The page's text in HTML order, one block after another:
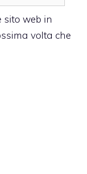
sito web in
volta che